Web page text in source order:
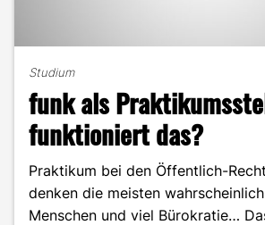
Studium
funk als
funktioniert das?
Praktikum bei den Öffentlich-
denken die meisten
Menschen und viel Bürokratie…